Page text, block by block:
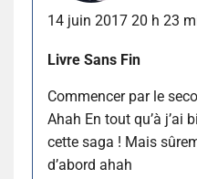
14 juin 2017 20 h 23
Livre Sans Fin
Commencer par le
Ahah En tout qu’à j’ai
cette saga ! Mais
d’abord ahah